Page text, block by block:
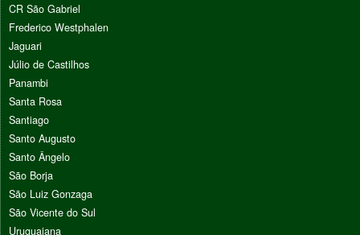
CR São Gabriel
Frederico Westphalen
Jaguari
Júlio de Castilhos
Panambi
Santa Rosa
Santiago
Santo Augusto
Santo Ângelo
São Borja
São Luiz Gonzaga
São Vicente do Sul
Uruguaiana